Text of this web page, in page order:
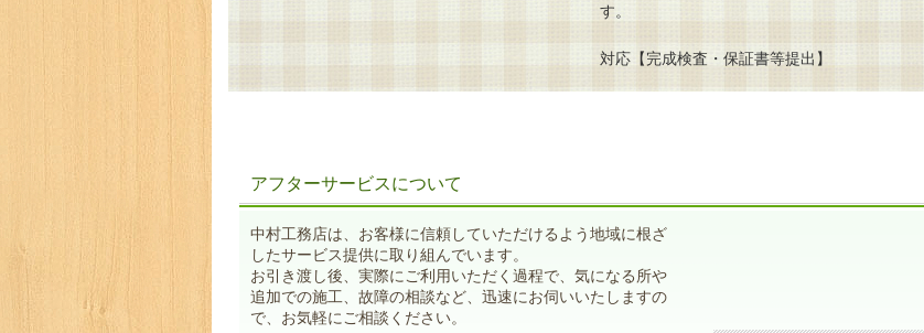
す。
対応【完成検査・保証書等提出】
アフターサービスについて
中村工務店は、お客様に信頼していただけるよう地域に根ざ
したサービス提供に取り組んでいます。
お引き渡し後、実際にご利用いただく過程で、気になる所や
追加での施工、故障の相談など、迅速にお伺いいたしますの
で、お気軽にご相談ください。